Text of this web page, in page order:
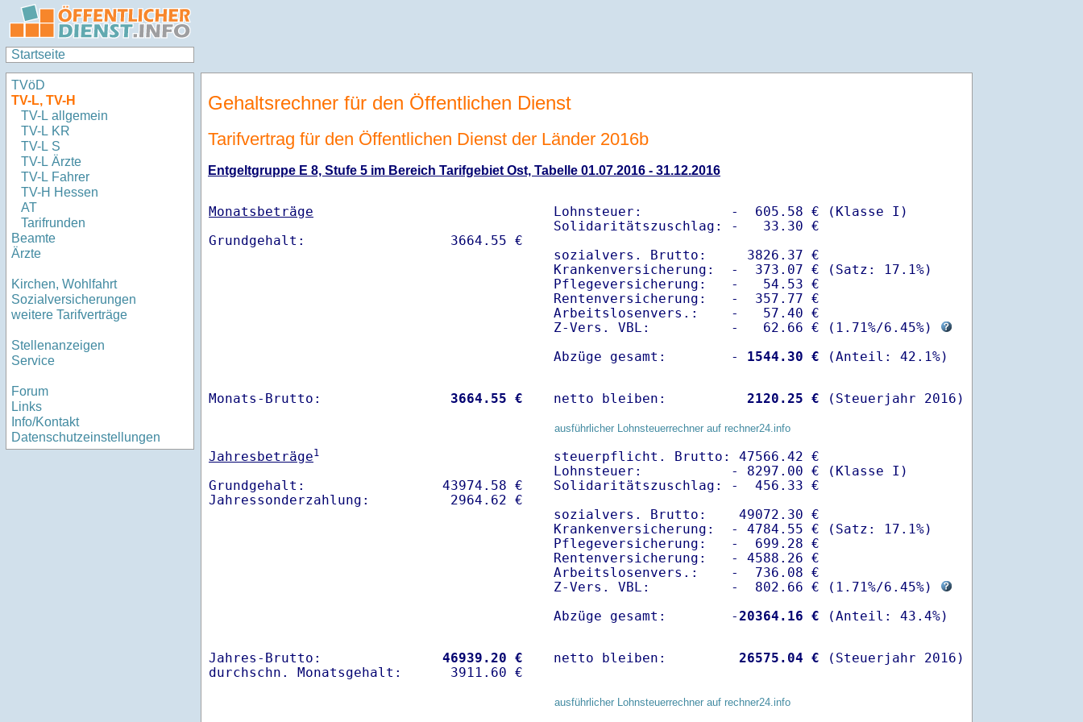
Startseite
TVöD
TV-L, TV-H
TV-L allgemein
TV-L KR
TV-L S
TV-L Ärzte
TV-L Fahrer
TV-H Hessen
AT
Tarifrunden
Beamte
Ärzte
Kirchen, Wohlfahrt
Sozialversicherungen
weitere Tarifverträge
Stellenanzeigen
Service
Forum
Links
Info/Kontakt
Datenschutzeinstellungen
Gehaltsrechner für den Öffentlichen Dienst
Tarifvertrag für den Öffentlichen Dienst der Länder 2016b
Entgeltgruppe E 8, Stufe 5 im Bereich Tarifgebiet Ost, Tabelle 01.07.2016 - 31.12.2016
Monatsbeträge
Lohnsteuer:           -  605.58 € (Klasse I)
Solidaritätszuschlag: -   33.30 €
sozialvers. Brutto:     3826.37 €
Krankenversicherung:  -  373.07 € (Satz: 17.1%)
Pflegeversicherung:   -   54.53 €
Rentenversicherung:   -  357.77 €
Arbeitslosenvers.:    -   57.40 €
Z-Vers. VBL:          -   62.66 € ( 1.71%/6.45%)
Abzüge gesamt:        -
1544.30 €
Monats-Brutto: 3664.55 € netto bleiben: 2120.25 € (Steuerjahr 2016)
ausführlicher Lohnsteuerrechner auf rechner24.info
Jahresbeträge1
Grundgehalt:                 43974.58 €
steuerpflicht. Brutto: 47566.42 €
Lohnsteuer:           - 8297.00 € (Klasse I)
Solidaritätszuschlag: -  456.33 €
sozialvers. Brutto:    49072.30 €
Krankenversicherung:  - 4784.55 € (Satz: 17.1%)
Pflegeversicherung:   -  699.28 €
Rentenversicherung:   - 4588.26 €
Arbeitslosenvers.:    -  736.08 €
Z-Vers. VBL:          -  802.66 € ( 1.71%/6.45%)
Abzüge gesamt:        -20364.16 €
Jahres-Brutto: 46939.20 €
netto bleiben: 26575.04 € (Steuerjahr 2016)
ausführlicher Lohnsteuerrechner auf rechner24.info